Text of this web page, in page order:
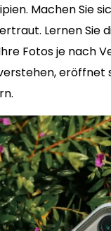
Machen Sie
Lernen Sie
Fotos je nach